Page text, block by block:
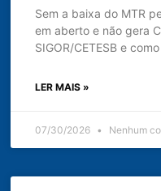
Sem a baixa do MTR
em aberto e não gera
SIGOR/CETESB e
LER MAIS »
07/30/2026 Nenhum